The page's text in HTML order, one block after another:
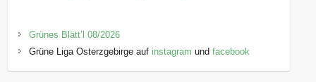
Grünes Blätt’l 08/2026
Grüne Liga Osterzgebirge auf instagram undfacebook